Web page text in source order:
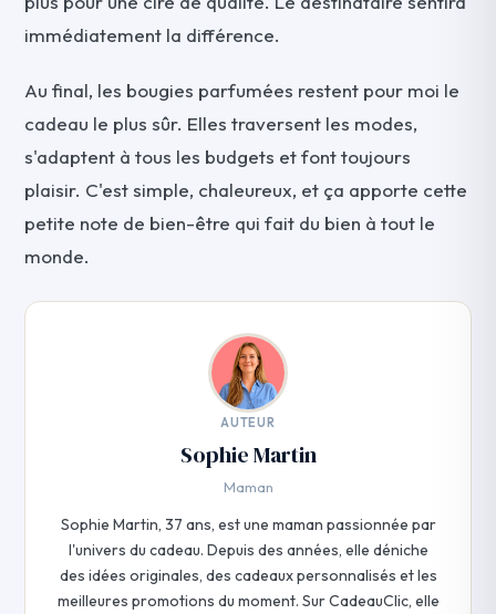
immédiatement la différence.
Au final, les bougies parfumées restent pour moi le
cadeau le plus sûr. Elles traversent les modes,
s'adaptent à tous les budgets et font toujours
plaisir. C'est simple, chaleureux, et ça apporte cette
petite note de bien-être qui fait du bien à tout le
monde.
AUTEUR
Sophie Martin
Maman
Sophie Martin, 37 ans, est une maman passionnée par
l'univers du cadeau. Depuis des années, elle déniche
des idées originales, des cadeaux personnalisés et les
meilleures promotions du moment. Sur CadeauClic, elle